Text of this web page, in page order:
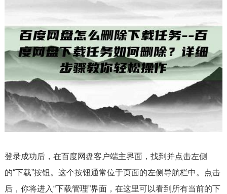
登录成功后，在百度网盘客户端主界面，找到并点击左侧
的“下载”按钮。这个按钮通常位于页面的左侧导航栏中。点击
后，你将进入“下载管理”界面，在这里可以看到所有当前的下